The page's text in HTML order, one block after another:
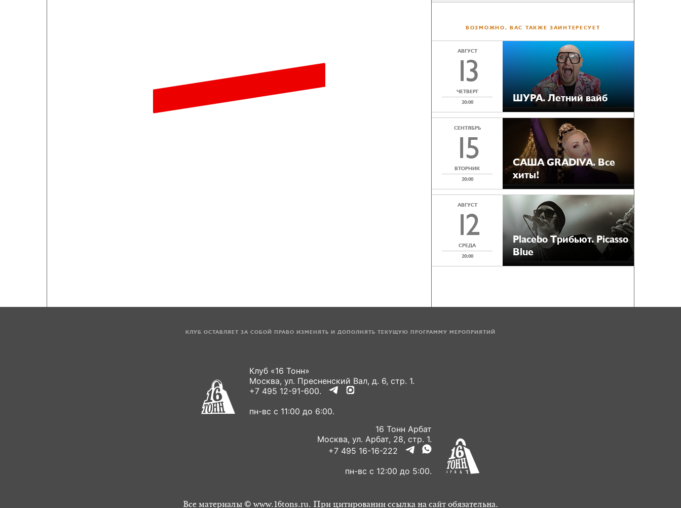
ВОЗМОЖНО, ВАС ТАКЖЕ ЗАИНТЕРЕСУЕТ
АВГУСТ
13
ЧЕТВЕРГ
20:00
ШУРА. Летний вайб
СЕНТЯБРЬ
15
ВТОРНИК
20:00
САША GRADIVA. Все
хиты!
АВГУСТ
12
СРЕДА
20:00
Placebo Tрибьют. Picasso
Blue
КЛУБ ОСТАВЛЯЕТ ЗА СОБОЙ ПРАВО ИЗМЕНЯТЬ И ДОПОЛНЯТЬ ТЕКУЩУЮ ПРОГРАММУ МЕРОПРИЯТИЙ
Клуб «16 Тонн»
Москва, ул. Пресненский Вал, д. 6, стр. 1.
+7 495 12-91-600.
пн-вс с 11:00 до 6:00.
16 Тонн Арбат
Москва, ул. Арбат, 28, стр. 1.
+7 495 16-16-222
пн-вс с 12:00 до 5:00.
Все материалы © www.16tons.ru. При цитировании ссылка на сайт обязательна.